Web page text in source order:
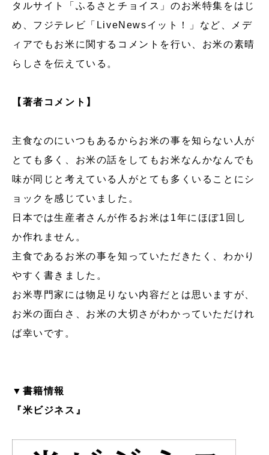
タルサイト「ふるさとチョイス」のお米特集をはじ
め、フジテレビ「LiveNewsイット！」など、メデ
ィアでもお米に関するコメントを行い、お米の素晴
らしさを伝えている。
【著者コメント】
主食なのにいつもあるからお米の事を知らない人が
とても多く、お米の話をしてもお米なんかなんでも
味が同じと考えている人がとても多くいることにシ
ョックを感じていました。
日本では生産者さんが作るお米は1年にほぼ1回し
か作れません。
主食であるお米の事を知っていただきたく、わかり
やすく書きました。
お米専門家には物足りない内容だとは思いますが、
お米の面白さ、お米の大切さがわかっていただけれ
ば幸いです。
▼書籍情報
『米ビジネス』